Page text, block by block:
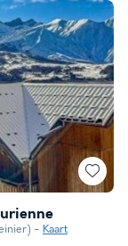
Kaart